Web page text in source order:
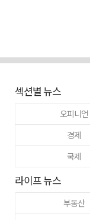
섹션별 뉴스
오피니언
경제
국제
라이프 뉴스
부동산